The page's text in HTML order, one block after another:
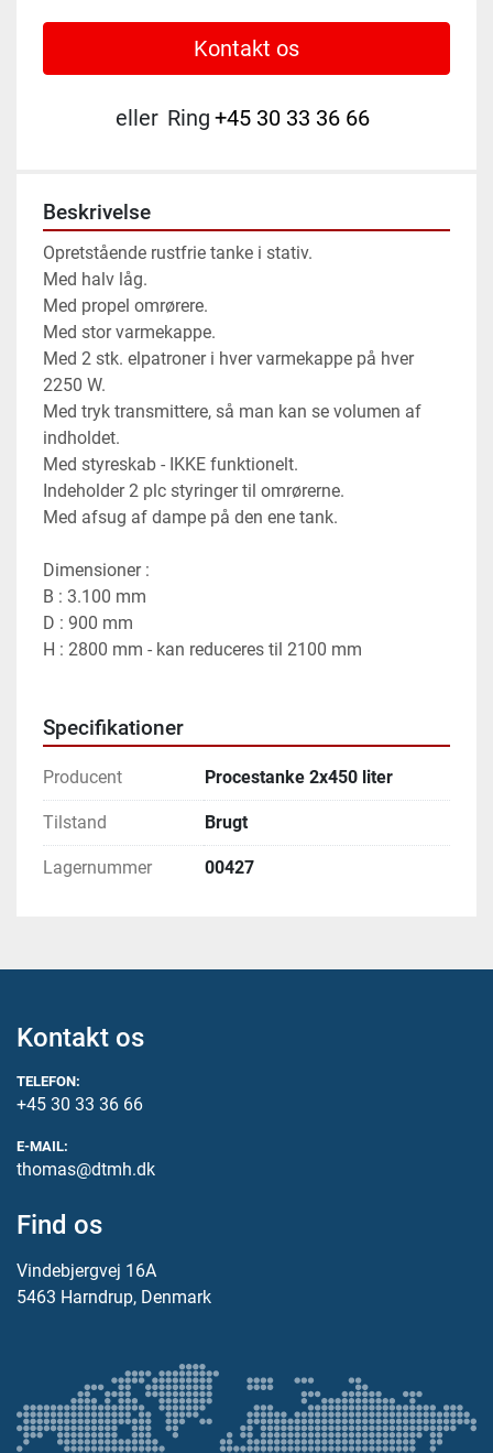
Kontakt os
eller Ring +45 30 33 36 66
Beskrivelse
Opretstående rustfrie tanke i stativ.
Med halv låg.
Med propel omrørere.
Med stor varmekappe.
Med 2 stk. elpatroner i hver varmekappe på hver
2250 W.
Med tryk transmittere, så man kan se volumen af
indholdet.
Med styreskab - IKKE funktionelt.
Indeholder 2 plc styringer til omrørerne.
Med afsug af dampe på den ene tank.
Dimensioner :
B : 3.100 mm
D : 900 mm
H : 2800 mm - kan reduceres til 2100 mm
Specifikationer
Producent Procestanke 2x450 liter
Tilstand Brugt
Lagernummer 00427
Kontakt os
TELEFON:
+45 30 33 36 66
E-MAIL:
thomas@dtmh.dk
Find os
Vindebjergvej 16A
5463 Harndrup, Denmark